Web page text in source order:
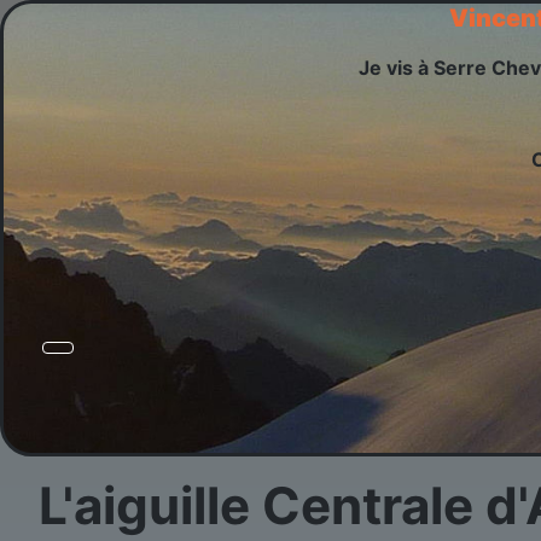
Je vis à Serre
L'aiguille Centrale